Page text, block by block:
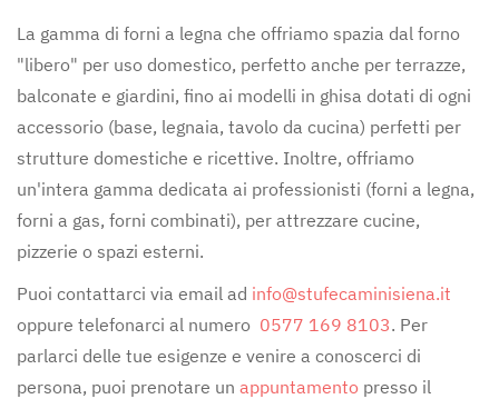
La gamma di forni a legna che offriamo spazia dal forno
"libero" per uso domestico, perfetto anche per terrazze,
balconate e giardini, fino ai modelli in ghisa dotati di ogni
accessorio (base, legnaia, tavolo da cucina) perfetti per
strutture domestiche e ricettive. Inoltre, offriamo
un'intera gamma dedicata ai professionisti (forni a legna,
forni a gas, forni combinati), per attrezzare cucine,
pizzerie o spazi esterni.
Puoi contattarci via email ad info@stufecaminisiena.it
oppure telefonarci al numero 0577 169 8103. Per
parlarci delle tue esigenze e venire a conoscerci di
persona, puoi prenotare un appuntamento presso il